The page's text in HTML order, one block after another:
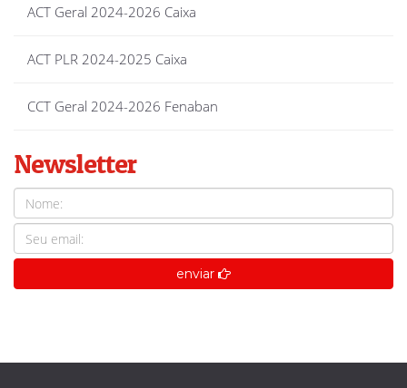
ACT Geral 2024-2026 Caixa
ACT PLR 2024-2025 Caixa
CCT Geral 2024-2026 Fenaban
Newsletter
enviar